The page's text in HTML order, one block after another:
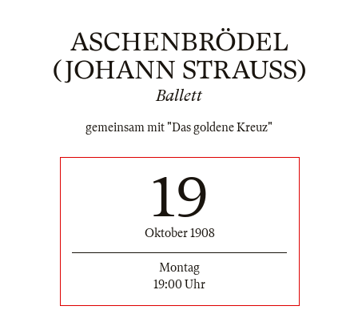
ASCHENBRÖDEL
(JOHANN STRAUSS)
Ballett
gemeinsam mit "Das goldene Kreuz"
19
Oktober 1908
Montag
19:00 Uhr